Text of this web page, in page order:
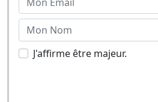
J'affirme être majeur.